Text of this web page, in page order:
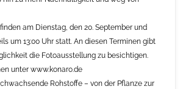
am Dienstag, den 20. September und
um 13:00 Uhr statt. An diesen Terminen gibt
die Fotoausstellung zu besichtigen.
unter www.konaro.de
Rohstoffe – von der Pflanze zur